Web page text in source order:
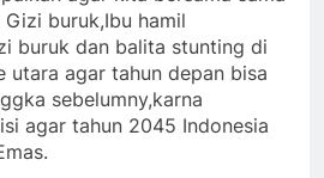
buruk,Ibu hamil
buruk dan balita stunting di
utara agar tahun depan bisa
sebelumny,karna
agar tahun 2045 Indonesia